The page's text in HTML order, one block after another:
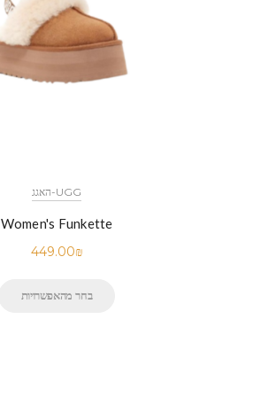
UGG-האגג
Women's Funkette
449.00₪
בחר מהאפשרויות